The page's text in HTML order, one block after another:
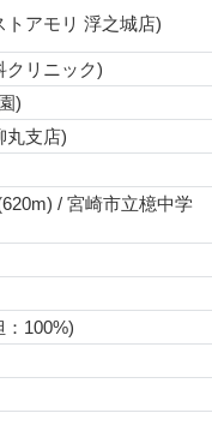
アモリ 浮之城店)
クリニック)
)
丸支店)
/ 宮崎市立檍中学
100%)